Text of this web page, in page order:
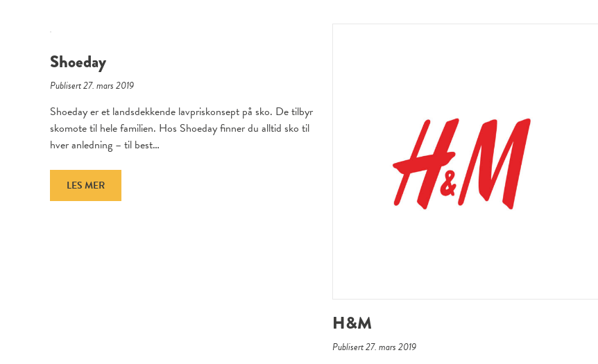
Shoeday
Publisert 27. mars 2019
Shoeday er et landsdekkende lavpriskonsept på sko. De tilbyr
skomote til hele familien. Hos Shoeday finner du alltid sko til
hver anledning – til best…
LES MER
H&M
Publisert 27. mars 2019